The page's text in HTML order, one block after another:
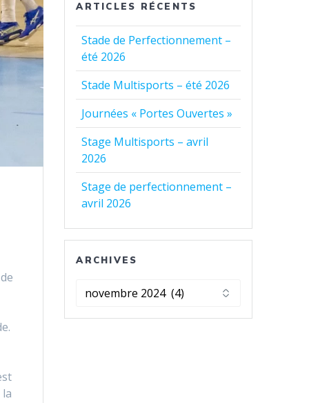
ARTICLES RÉCENTS
Stade de Perfectionnement –
été 2026
Stade Multisports – été 2026
Journées « Portes Ouvertes »
Stage Multisports – avril
2026
Stage de perfectionnement –
avril 2026
ARCHIVES